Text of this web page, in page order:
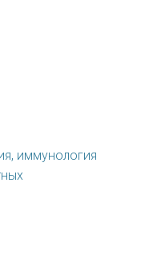
иммунология